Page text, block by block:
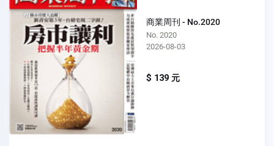
商業周刊 - No.2020
No. 2020
2026-08-03
$ 139 元